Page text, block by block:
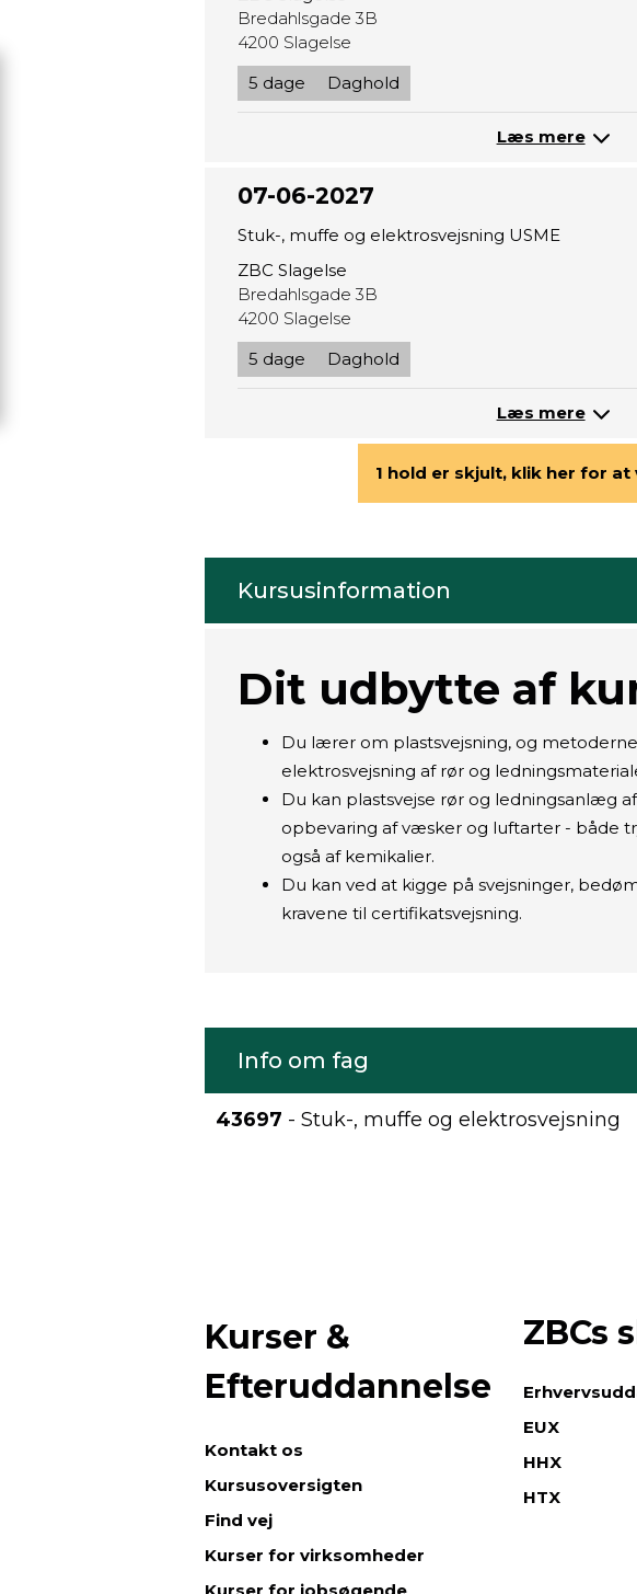
Bredahlsgade 3B
4200 Slagelse
5 dage
Daghold
Læs mere
07-06-2027
Stuk-, muffe og elektrosvejsning USME
ZBC Slagelse
Bredahlsgade 3B
4200 Slagelse
5 dage
Daghold
Læs mere
1 hold er skjult, klik her for at
Kursusinformation
Dit udbytte af
Du lærer om plastsvejsning, og
elektrosvejsning af rør og
Du kan plastsvejse rør og ledningsanlæg
opbevaring af væsker og luftarter - både
også af kemikalier.
Du kan ved at kigge på svejsninger,
kravene til certifikatsvejsning.
Info om fag
43697 - Stuk-, muffe og elektrosvejsning
Kurser &
Efteruddannelse
Kontakt os
Kursusoversigten
Find vej
Kurser for virksomheder
ZBCs
EUX
HHX
HTX